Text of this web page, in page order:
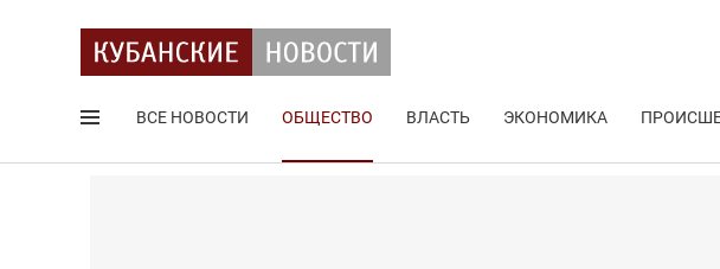
ВСЕ НОВОСТИ ОБЩЕСТВО ВЛАСТЬ ЭКОНОМИКА